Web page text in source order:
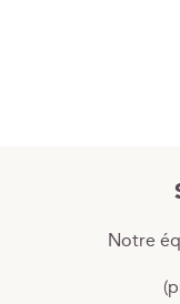
Notre